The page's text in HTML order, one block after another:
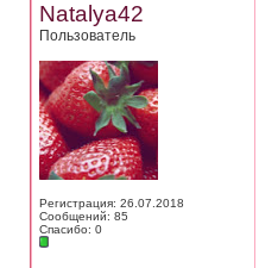
Natalya42
Пользователь
Регистрация: 26.07.2018
Сообщений: 85
Спасибо: 0